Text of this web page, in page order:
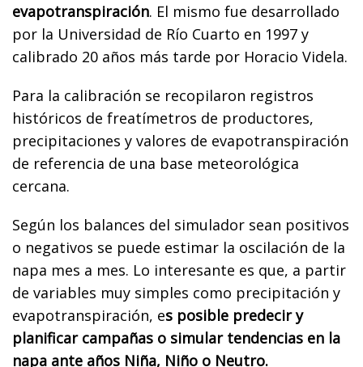
evapotranspiración. El mismo fue desarrollado
por la Universidad de Río Cuarto en 1997 y
calibrado 20 años más tarde por Horacio Videla.
Para la calibración se recopilaron registros
históricos de freatímetros de productores,
precipitaciones y valores de evapotranspiración
de referencia de una base meteorológica
cercana.
Según los balances del simulador sean positivos
o negativos se puede estimar la oscilación de la
napa mes a mes. Lo interesante es que, a partir
de variables muy simples como precipitación y
evapotranspiración, es posible predecir y
planificar campañas o simular tendencias en la
napa ante años Niña, Niño o Neutro.